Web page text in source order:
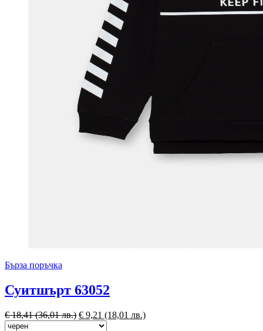
Бърза поръчка
Суитшърт 63052
€18,41(36,01 лв.) € 9,21 (18,01 лв.)